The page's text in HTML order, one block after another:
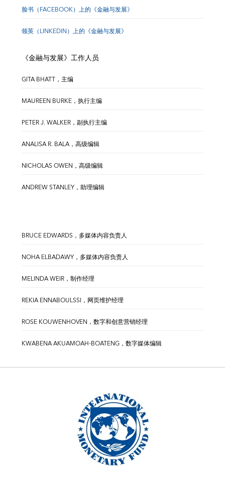
脸书（FACEBOOK）上的《金融与发展》
领英（LINKEDIN）上的《金融与发展》
《金融与发展》工作人员
GITA BHATT，主编
MAUREEN BURKE，执行主编
PETER J. WALKER，副执行主编
ANALISA R. BALA，高级编辑
NICHOLAS OWEN，高级编辑
ANDREW STANLEY，助理编辑
BRUCE EDWARDS，多媒体内容负责人
NOHA ELBADAWY，多媒体内容负责人
MELINDA WEIR，制作经理
REKIA ENNABOULSSI，网页维护经理
ROSE KOUWENHOVEN，数字和创意营销经理
KWABENA AKUAMOAH-BOATENG，数字媒体编辑